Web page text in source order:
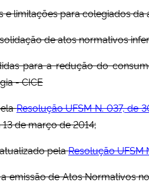
e limitações para colegiados
de atos normativos
para a redução do
- CICE
Resolução UFSM N. 037, de
de março de 2014;
pelaResolução UFSM
emissão de Atos Normativos